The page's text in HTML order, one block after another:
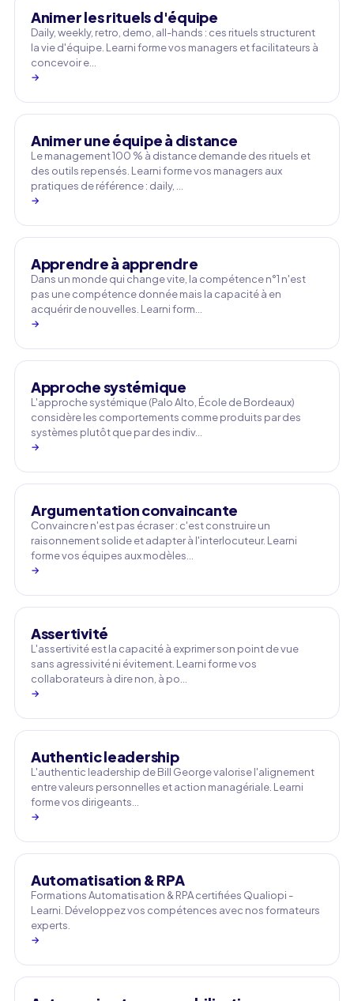
Animer les rituels d'équipe
Daily, weekly, retro, demo, all-hands : ces rituels structurent
la vie d'équipe. Learni forme vos managers et facilitateurs à
concevoir e…
→
Animer une équipe à distance
Le management 100 % à distance demande des rituels et
des outils repensés. Learni forme vos managers aux
pratiques de référence : daily, …
→
Apprendre à apprendre
Dans un monde qui change vite, la compétence n°1 n'est
pas une compétence donnée mais la capacité à en
acquérir de nouvelles. Learni form…
→
Approche systémique
L'approche systémique (Palo Alto, École de Bordeaux)
considère les comportements comme produits par des
systèmes plutôt que par des indiv…
→
Argumentation convaincante
Convaincre n'est pas écraser : c'est construire un
raisonnement solide et adapter à l'interlocuteur. Learni
forme vos équipes aux modèles…
→
Assertivité
L'assertivité est la capacité à exprimer son point de vue
sans agressivité ni évitement. Learni forme vos
collaborateurs à dire non, à po…
→
Authentic leadership
L'authentic leadership de Bill George valorise l'alignement
entre valeurs personnelles et action managériale. Learni
forme vos dirigeants…
→
Automatisation & RPA
Formations Automatisation & RPA certifiées Qualiopi -
Learni. Développez vos compétences avec nos formateurs
experts.
→